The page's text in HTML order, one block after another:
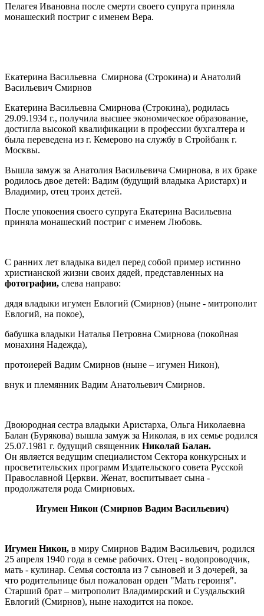
Пелагея Ивановна после смерти своего супруга приняла
монашеский постриг с именем Вера.
Екатерина Васильевна Смирнова (Строкина) и Анатолий
Васильевич Смирнов
Екатерина Васильевна Смирнова (Строкина), родилась
29.09.1934 г., получила высшее экономическое образование,
достигла высокой квалификации в профессии бухгалтера и
была переведена из г. Кемерово на службу в Стройбанк г.
Москвы.
Вышла замуж за Анатолия Васильевича Смирнова, в их браке
родилось двое детей: Вадим (будущий владыка Аристарх) и
Владимир, отец троих детей.
После упокоения своего супруга Екатерина Васильевна
приняла монашеский постриг с именем Любовь.
С ранних лет владыка видел перед собой пример истинно
христианской жизни своих дядей, представленных на
фотографии, слева направо:
дядя владыки игумен Евлогий (Смирнов) (ныне - митрополит
Евлогий, на покое),
бабушка владыки Наталья Петровна Смирнова (покойная
монахиня Надежда),
протоиерей Вадим Смирнов (ныне – игумен Никон),
внук и племянник Вадим Анатольевич Смирнов.
Двоюродная сестра владыки Аристарха, Ольга Николаевна
Балан (Бурякова) вышла замуж за Николая, в их семье родился
25.07.1981 г. будущий священник Николай Балан.
Он является ведущим специалистом Сектора конкурсных и
просветительских программ Издательского совета Русской
Православной Церкви. Женат, воспитывает сына -
продолжателя рода Смирновых.
Игумен Никон (Смирнов Вадим Васильевич)
Игумен Никон, в миру Смирнов Вадим Васильевич, родился
25 апреля 1940 года в семье рабочих. Отец - водопроводчик,
мать - кулинар. Семья состояла из 7 сыновей и 3 дочерей, за
что родительнице был пожалован орден "Мать героиня".
Старший брат – митрополит Владимирский и Суздальский
Евлогий (Смирнов), ныне находится на покое.